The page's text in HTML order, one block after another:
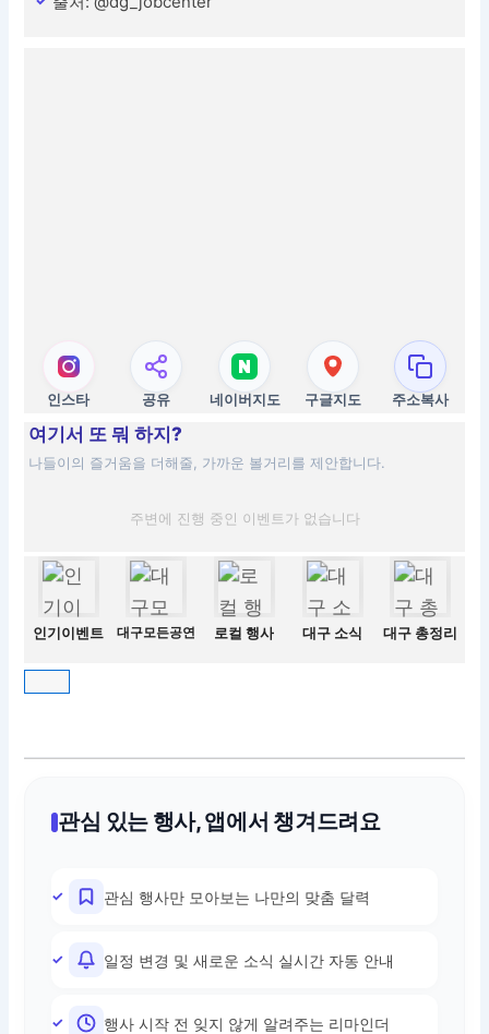
인스타 공유 네이버지도 구글지도 주소복사
여기서 또 뭐 하지?
나들이의 즐거움을 더해줄, 가까운 볼거리를 제안합니다.
주변에 진행 중인 이벤트가 없습니다
인기이벤트 대구모든공연 로컬 행사 대구 소식 대구 총정리
관심 있는 행사, 앱에서 챙겨드려요
관심 행사만 모아보는 나만의 맞춤 달력
일정 변경 및 새로운 소식 실시간 자동 안내
행사 시작 전 잊지 않게 알려주는 리마인더